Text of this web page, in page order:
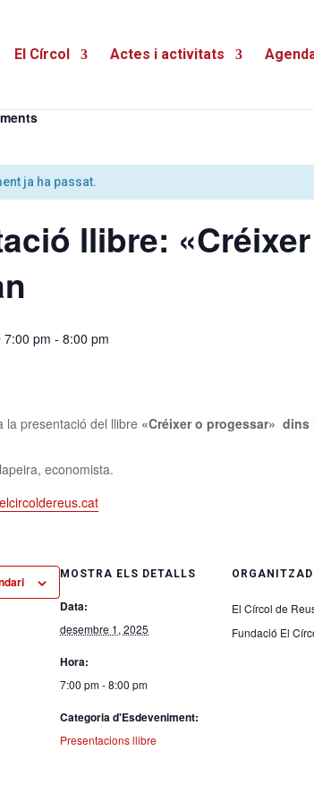
El Círcol Actes i activitats
ja ha passat.
llibre:
7:00 pm - 8:00 pm
la presentació del llibre «Créixer o progessar» dins
economista.
MOSTRA ELS DETALLS
Data:
desembre 1, 2025
Hora:
7:00 pm - 8:00 pm
Categoria d'Esdeveniment:
Presentacions llibre
El Círcol de
Fundació El